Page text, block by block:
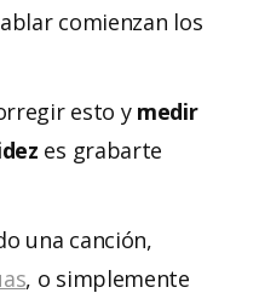
comienzan los
esto y medir
es grabarte
una canción,
, o simplemente